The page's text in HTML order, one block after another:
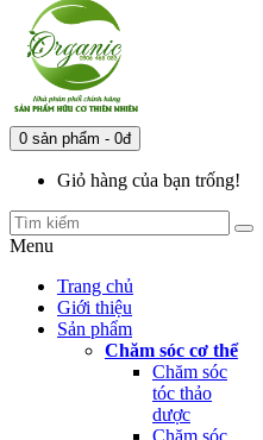
0 sản phẩm - 0đ
Giỏ hàng của bạn trống!
Menu
Trang chủ
Giới thiệu
Sản phẩm
Chăm sóc cơ thể
Chăm sóc
tóc thảo
dược
Chăm sóc